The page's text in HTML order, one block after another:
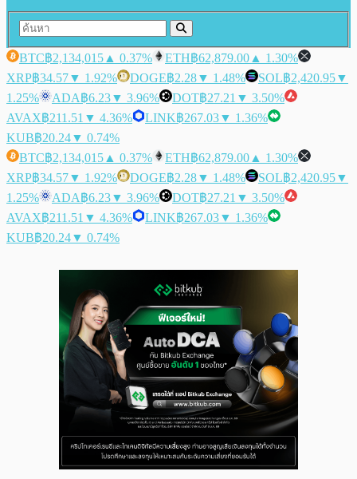
BTC฿2,134,015 ▲ 0.37% ETH฿62,879.00 ▲ 1.30%
XRP฿34.57▼ 1.92% DOGE฿2.28▼ 1.48% SOL฿2,420.95▼
1.25%
ADA฿6.23▼ 3.96% DOT฿27.21 ▼ 3.50%
AVAX฿211.51 ▼ 4.36% LINK฿267.03▼ 1.36%
KUB฿20.24▼ 0.74%
BTC฿2,134,015 ▲ 0.37% ETH฿62,879.00 ▲ 1.30%
XRP฿34.57▼ 1.92% DOGE฿2.28▼ 1.48% SOL฿2,420.95▼
1.25%
ADA฿6.23▼ 3.96% DOT฿27.21 ▼ 3.50%
AVAX฿211.51 ▼ 4.36% LINK฿267.03▼ 1.36%
KUB฿20.24▼ 0.74%